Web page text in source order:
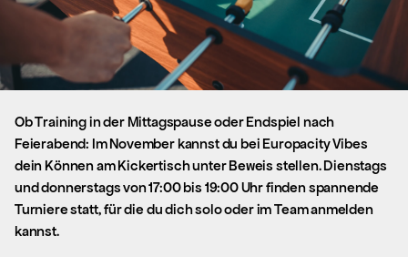
Ob Training in der Mittagspause oder Endspiel nach
Feierabend: Im November kannst du bei Europacity Vibes
dein Können am Kickertisch unter Beweis stellen. Dienstags
und donnerstags von 17:00 bis 19:00 Uhr finden spannende
Turniere statt, für die du dich solo oder im Team anmelden
kannst.